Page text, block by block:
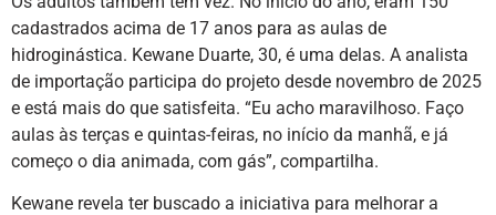
cadastrados acima de 17 anos para as aulas de
hidroginástica. Kewane Duarte, 30, é uma delas. A analista
de importação participa do projeto desde novembro de 2025
e está mais do que satisfeita. “Eu acho maravilhoso. Faço
aulas às terças e quintas-feiras, no início da manhã, e já
começo o dia animada, com gás”, compartilha.
Kewane revela ter buscado a iniciativa para melhorar a